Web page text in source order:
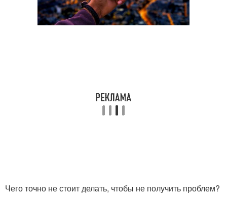
Чего точно не стоит делать, чтобы не получить проблем?